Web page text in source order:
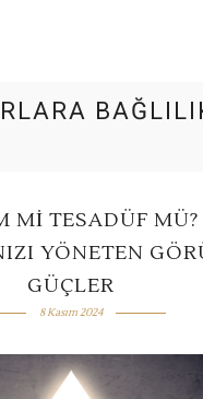
MI TESADÜF MÜ?
YÖNETEN
GÜÇLER
8 Kasım 2024